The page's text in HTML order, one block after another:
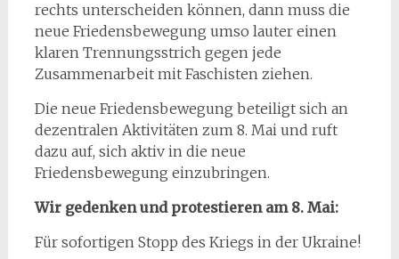
rechts unterscheiden können, dann muss die
neue Friedensbewegung umso lauter einen
klaren Trennungsstrich gegen jede
Zusammenarbeit mit Faschisten ziehen.
Die neue Friedensbewegung beteiligt sich an
dezentralen Aktivitäten zum 8. Mai und ruft
dazu auf, sich aktiv in die neue
Friedensbewegung einzubringen.
Wir gedenken und protestieren am 8. Mai:
Für sofortigen Stopp des Kriegs in der Ukraine!